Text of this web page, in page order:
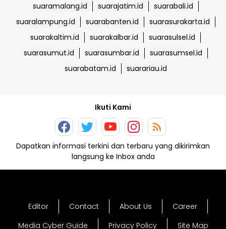
suaramalang.id
suarajatim.id
suarabali.id
suaralampung.id
suarabanten.id
suarasurakarta.id
suarakaltim.id
suarakalbar.id
suarasulsel.id
suarasumut.id
suarasumbar.id
suarasumsel.id
suarabatam.id
suarariau.id
Ikuti Kami
Dapatkan informasi terkini dan terbaru yang dikirimkan
langsung ke Inbox anda
Editor Contact About Us
Career
Media Cyber Guide
Privacy Policy Site Map